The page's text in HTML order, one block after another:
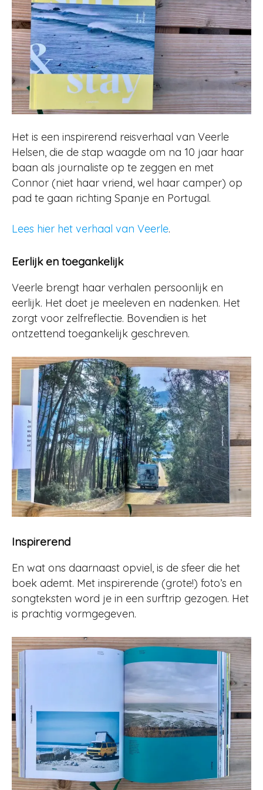
Het is een inspirerend reisverhaal van Veerle
Helsen, die de stap waagde om na 10 jaar haar
baan als journaliste op te zeggen en met
Connor (niet haar vriend, wel haar camper) op
pad te gaan richting Spanje en Portugal.
Lees hier het verhaal van Veerle.
Eerlijk en toegankelijk
Veerle brengt haar verhalen persoonlijk en
eerlijk. Het doet je meeleven en nadenken. Het
zorgt voor zelfreflectie. Bovendien is het
ontzettend toegankelijk geschreven.
Inspirerend
En wat ons daarnaast opviel, is de sfeer die het
boek ademt. Met inspirerende (grote!) foto’s en
songteksten word je in een surftrip gezogen. Het
is prachtig vormgegeven.